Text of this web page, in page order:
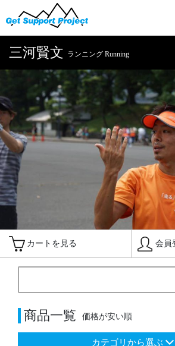
三河賢文 ランニング Running
カートを見る 会員
商品一覧 価格が安い順
カテゴリから選ぶ